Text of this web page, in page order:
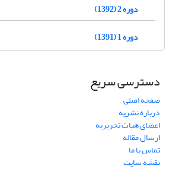
دوره 2 (1392)
دوره 1 (1391)
دسترسی سریع
صفحه اصلی
درباره نشریه
اعضای هیات تحریریه
ارسال مقاله
تماس با ما
نقشه سایت